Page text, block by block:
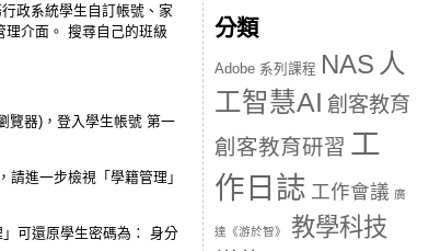
政系統學生自訂帳號、家
介面。 搜尋自己的班級
覽器)，登入學生帳號 第一
進一步檢視「學籍管理」
可還原學生密碼為： 身分
分類
Adobe 系列課程 NAS 人
工智慧AI 創客教育
創客教育研習 工
作日誌 工作會議 廣
達《游於智》
教學科技